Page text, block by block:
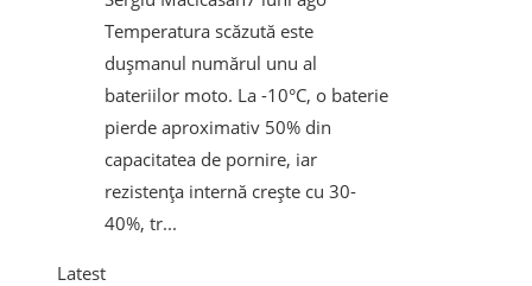
Temperatura scăzută este
dușmanul numărul unu al
bateriilor moto. La -10°C, o baterie
pierde aproximativ 50% din
capacitatea de pornire, iar
rezistența internă crește cu 30-
40%, tr...
Latest